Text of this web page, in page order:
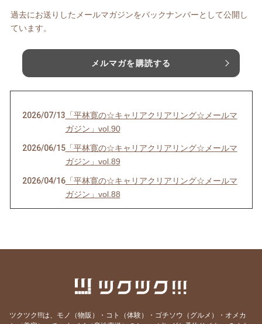
過去にお送りしたメールマガジンをバックナンバーとして公開し
ています。
メルマガを購読する
2026/07/13 「平林寛の☆キャリアクリアリング☆メールマ
ガジン」vol.90
2026/06/15「平林寛の☆キャリアクリアリング☆メールマ
ガジン」vol.89
2026/04/16「平林寛の☆キャリアクリアリング☆メールマ
ガジン」vol.88
「平林寛の☆キャリアクリアリング☆メールマ
ガジン」vol.85
2025/11/19 「平林寛の☆キャリアクリアリング☆メールマ
ツクツク!!!は、モノ（物販）・コト（体験）・ゴチソウ（グルメ）・オメカ